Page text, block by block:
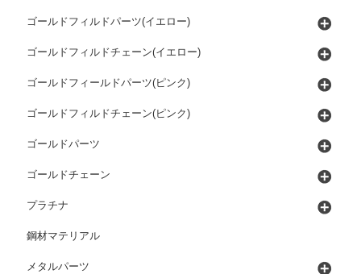
ゴールドフィルドパーツ(イエロー)
ゴールドフィルドチェーン(イエロー)
ゴールドフィールドパーツ(ピンク)
ゴールドフィルドチェーン(ピンク)
ゴールドパーツ
ゴールドチェーン
プラチナ
鋼材マテリアル
メタルパーツ